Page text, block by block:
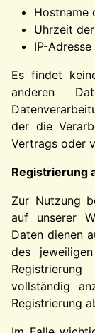
Hostname
Uhrzeit
IP-Adresse
Es findet
anderen
der die
Vertrags oder
Registrierung
Zur Nutzung
auf unserer
Daten dienen
des
vollständig
Registrierung